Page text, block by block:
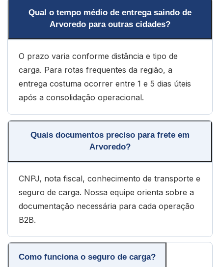
Qual o tempo médio de entrega saindo de
Arvoredo para outras cidades?
O prazo varia conforme distância e tipo de
carga. Para rotas frequentes da região, a
entrega costuma ocorrer entre 1 e 5 dias úteis
após a consolidação operacional.
Quais documentos preciso para frete em
Arvoredo?
CNPJ, nota fiscal, conhecimento de transporte e
seguro de carga. Nossa equipe orienta sobre a
documentação necessária para cada operação
B2B.
Como funciona o seguro de carga?